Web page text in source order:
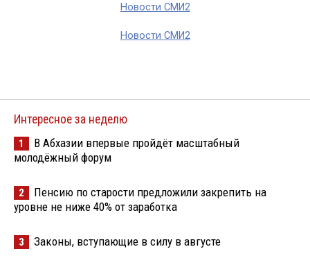
Новости СМИ2
Новости СМИ2
Интересное за неделю
1
В Абхазии впервые пройдёт масштабный
молодёжный форум
2
Пенсию по старости предложили закрепить на
уровне не ниже 40% от заработка
3 Законы, вступающие в силу в августе